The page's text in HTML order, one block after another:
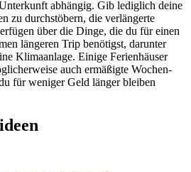
abhängig. Gib lediglich deine
zu durchstöbern, die verlängerte
über die Dinge, die du für einen
längeren Trip benötigst, darunter
Klimaanlage. Einige Ferienhäuser
auch ermäßigte Wochen-
für weniger Geld länger bleiben